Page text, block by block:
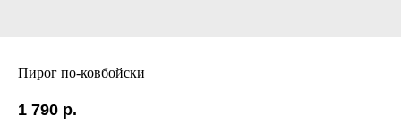
Пирог по-ковбойски
1 790 р.